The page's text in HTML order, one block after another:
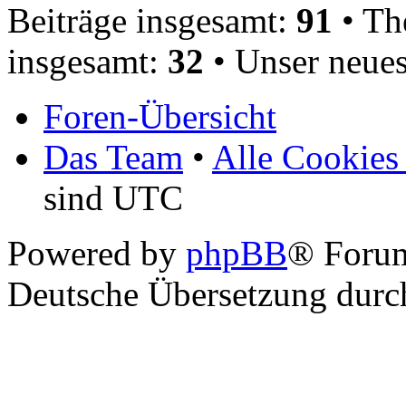
Beiträge insgesamt: 91 •
insgesamt: 32 • Unser
Foren-Übersicht
Das Team • Alle Cookies
sind UTC
Powered by phpBB®
Deutsche Übersetzung